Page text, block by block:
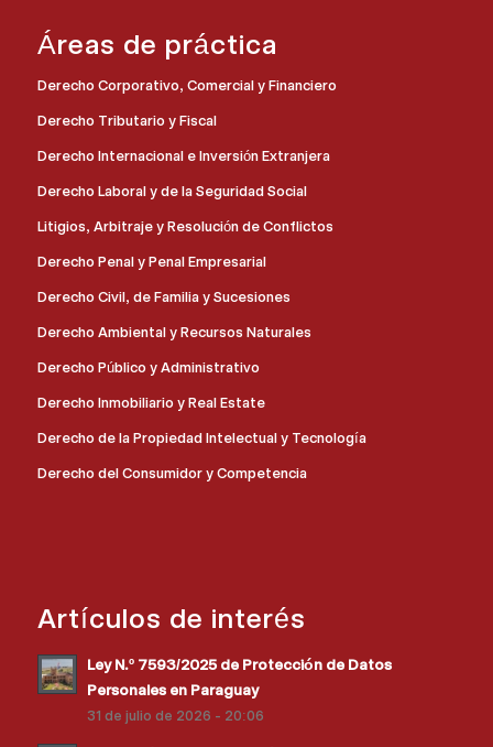
Áreas de práctica
Derecho Corporativo, Comercial y Financiero
Derecho Tributario y Fiscal
Derecho Internacional e Inversión Extranjera
Derecho Laboral y de la Seguridad Social
Litigios, Arbitraje y Resolución de Conflictos
Derecho Penal y Penal Empresarial
Derecho Civil, de Familia y Sucesiones
Derecho Ambiental y Recursos Naturales
Derecho Público y Administrativo
Derecho Inmobiliario y Real Estate
Derecho de la Propiedad Intelectual y Tecnología
Derecho del Consumidor y Competencia
Artículos de interés
Ley N.º 7593/2025 de Protección de Datos
Personales en Paraguay
31 de julio de 2026 - 20:06